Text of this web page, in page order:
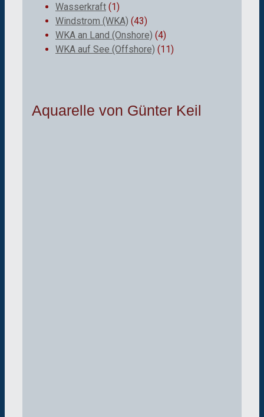
Wasserkraft (1)
Windstrom (WKA) (43)
WKA an Land (Onshore) (4)
WKA auf See (Offshore) (11)
Aquarelle von Günter Keil